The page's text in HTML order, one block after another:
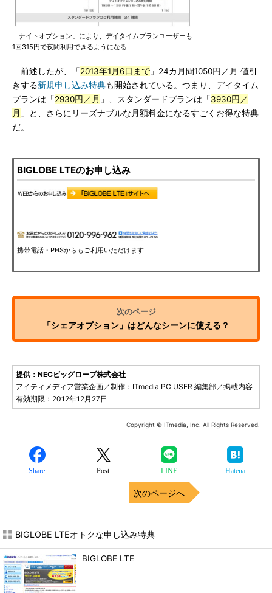
「ナイトオプション」により、デイタイムプランユーザーも
1回315円で夜間利用できるようになる
前述したが、「2013年1月6日まで 」24カ月間1050円／月 値引
きする新規申し込み特典も開始されている。つまり、デイタイム
プランは「2930円／月 」、スタンダードプランは「3930円／
月 」と、さらにリーズナブルな月額料金になるすごくお得な特典
だ。
BIGLOBE LTEのお申し込み
携帯電話・PHSからもご利用いただけます
「シェアオプション」はどんなシーンに使える？
提供：NECビッグローブ株式会社
アイティメディア営業企画／制作：ITmedia PC USER 編集部／掲載内容
有効期限：2012年12月27日
Copyright © ITmedia, Inc. All Rights Reserved.
Share Post LINE Hatena
次のページへ
BIGLOBE LTEオトクな申し込み特典
BIGLOBE LTE